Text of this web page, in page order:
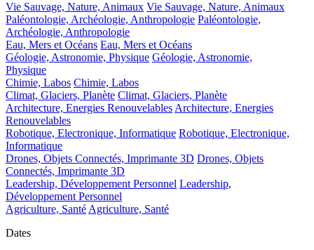
Vie Sauvage, Nature, Animaux Vie Sauvage, Nature, Animaux
Paléontologie, Archéologie, Anthropologie Paléontologie,
Archéologie, Anthropologie
Eau, Mers et Océans Eau, Mers et Océans
Géologie, Astronomie, Physique Géologie, Astronomie,
Physique
Chimie, Labos Chimie, Labos
Climat, Glaciers, Planète Climat, Glaciers, Planète
Architecture, Energies RenouvelablesArchitecture, Energies
Renouvelables
Robotique, Electronique, Informatique Robotique, Electronique,
Informatique
Drones, Objets Connectés, Imprimante 3D Drones, Objets
Connectés, Imprimante 3D
Leadership, Développement Personnel Leadership,
Développement Personnel
Agriculture, SantéAgriculture, Santé
Dates